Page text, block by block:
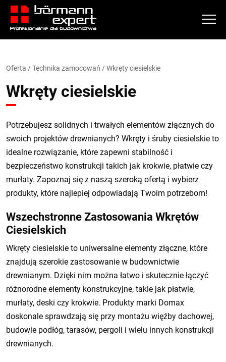
Oferta /Technika zamocowań / Wkręty ciesielskie
Wkręty ciesielskie
Potrzebujesz solidnych i trwałych elementów złącznych do
swoich projektów drewnianych? Wkręty i śruby ciesielskie to
idealne rozwiązanie, które zapewni stabilność i
bezpieczeństwo konstrukcji takich jak krokwie, płatwie czy
murłaty. Zapoznaj się z naszą szeroką ofertą i wybierz
produkty, które najlepiej odpowiadają Twoim potrzebom!
Wszechstronne Zastosowania Wkrętów
Ciesielskich
Wkręty ciesielskie to uniwersalne elementy złączne, które
znajdują szerokie zastosowanie w budownictwie
drewnianym. Dzięki nim można łatwo i skutecznie łączyć
różnorodne elementy konstrukcyjne, takie jak płatwie,
murłaty, deski czy krokwie. Produkty marki Domax
doskonale sprawdzają się przy montażu więźby dachowej,
budowie podłóg, tarasów, pergoli i wielu innych konstrukcji
drewnianych.